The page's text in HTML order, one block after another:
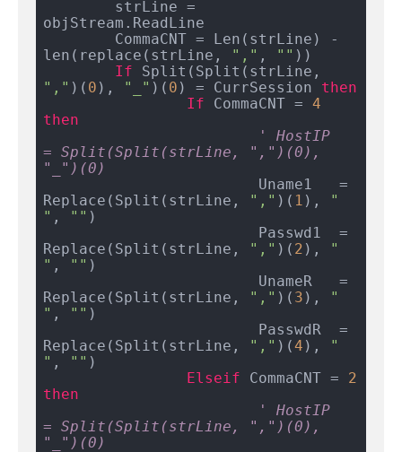
objStream.ReadLine
len(replace(strLine,
"," , "" ))
If
"," )( 0 ), "_" )( 0 ) = CurrSession then
If CommaCNT = 4
then
' HostIP
= Split(Split(strLine, ",")(0),
"_")(0)
Replace(Split(strLine,
"," )( 1 ),
"
" , "" )
Replace(Split(strLine,
"," )( 2 ),
"
" , "" )
Replace(Split(strLine,
"," )( 3 ),
"
" , "" )
Replace(Split(strLine,
"," )(4 ),
"
" , "" )
Elseif CommaCNT = 2
then
' HostIP
= Split(Split(strLine, ",")(0),
"_")(0)